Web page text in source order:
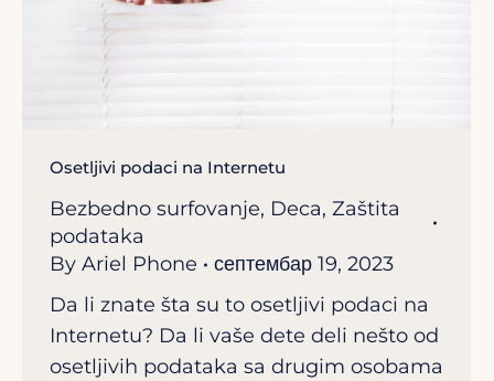
Osetljivi podaci na Internetu
Bezbedno surfovanje, Deca, Zaštita
podataka
By Ariel Phone
септембар 19, 2023
Da li znate šta su to osetljivi podaci na
Internetu? Da li vaše dete deli nešto od
osetljivih podataka sa drugim osobama